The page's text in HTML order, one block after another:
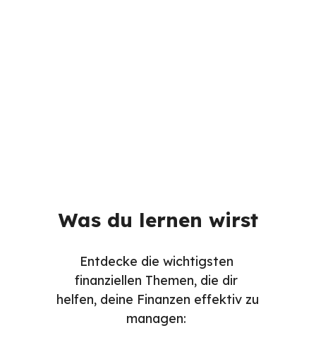
Was du lernen wirst
Entdecke die wichtigsten
finanziellen Themen, die dir
helfen, deine Finanzen effektiv zu
managen: